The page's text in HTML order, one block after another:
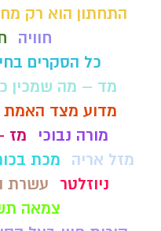
התחתון הוא רק
חוויה
כל הסקרים
מד – מה שמכין
מדוע מצד האמת
מורה נבוכי
מז
מזל אריה
מכת
ניוזלטר
עשרת
צמאה